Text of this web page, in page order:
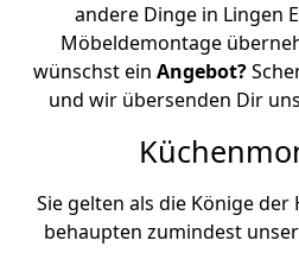
andere Dinge in Lingen
Möbeldemontage
wünschst ein Angebot?
und wir übersenden Dir
Sie gelten als die Könige
behaupten zumindest